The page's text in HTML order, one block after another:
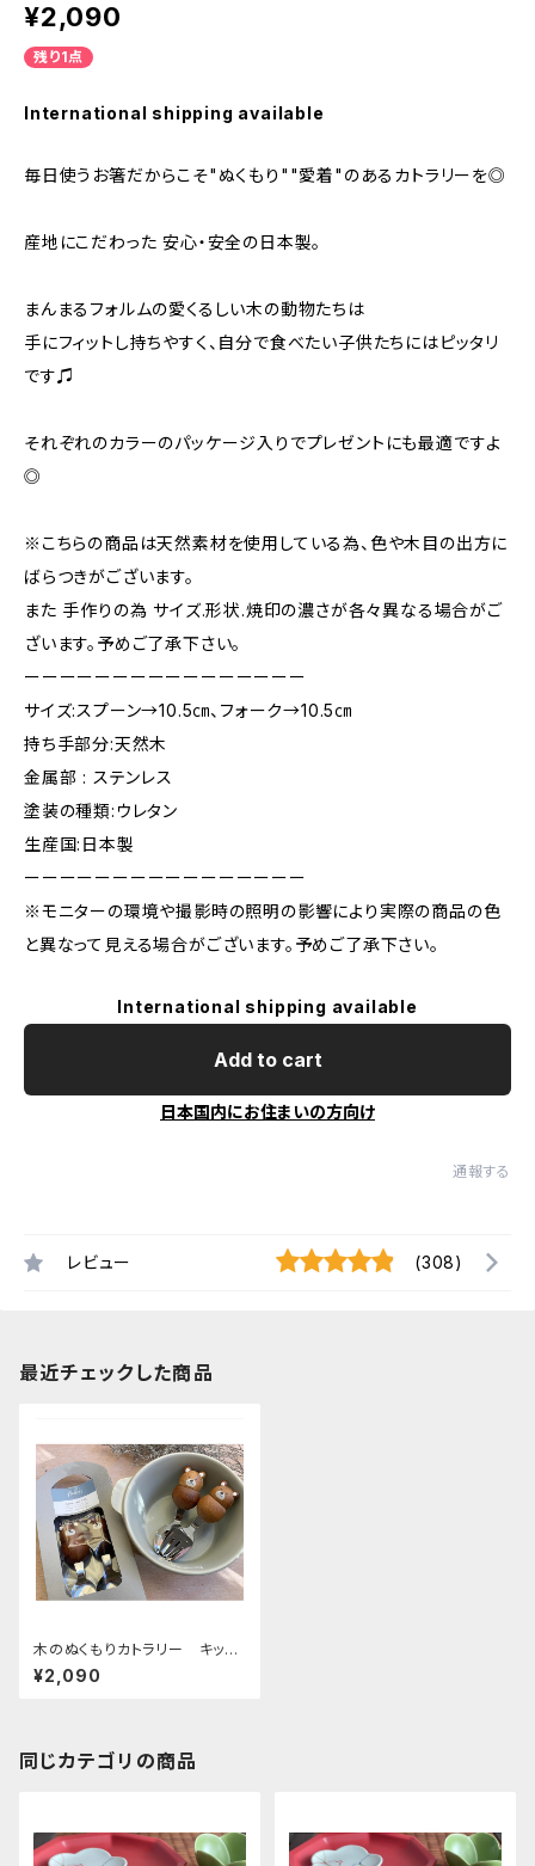
¥2,090
残り1点
International shipping available
毎日使うお箸だからこそ"ぬくもり""愛着"のあるカトラリーを◎
産地にこだわった 安心・安全の日本製。
まんまるフォルムの愛くるしい木の動物たちは
手にフィットし持ちやすく、自分で食べたい子供たちにはピッタリ
です♫
それぞれのカラーのパッケージ入りでプレゼントにも最適ですよ
◎
※こちらの商品は天然素材を使用している為、色や木目の出方に
ばらつきがございます。
また 手作りの為 サイズ.形状.焼印の濃さが各々異なる場合がご
ざいます。予めご了承下さい。
ーーーーーーーーーーーーーーーー
サイズ:スプーン→10.5㎝、フォーク→10.5㎝
持ち手部分:天然木
金属部 : ステンレス
塗装の種類:ウレタン
生産国:日本製
ーーーーーーーーーーーーーーーー
※モニターの環境や撮影時の照明の影響により実際の商品の色
と異なって見える場合がございます。予めご了承下さい。
International shipping available
Add to cart
日本国内にお住まいの方向け
通報する
レビュー (308)
最近チェックした商品
木のぬくもりカトラリー キッズ
Plumpy クマ
¥2,090
同じカテゴリの商品